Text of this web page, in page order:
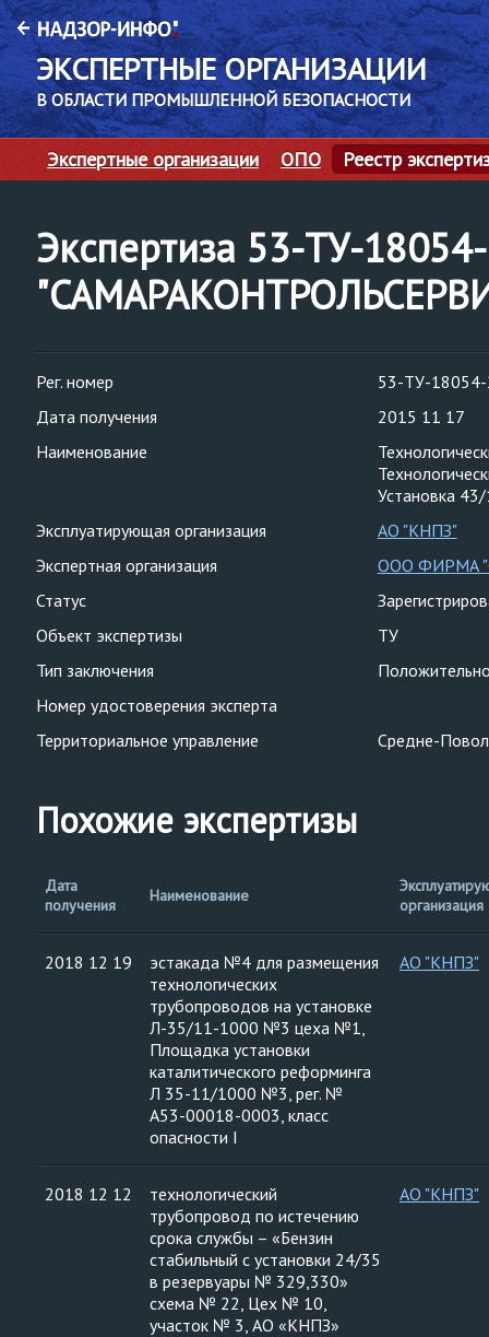
ЭКСПЕРТНЫЕ ОРГАНИЗАЦИИ
В ОБЛАСТИ ПРОМЫШЛЕННОЙ БЕЗОПАСНОСТИ
Экспертные организации ОПО Реестр
Экспертиза 53-ТУ-
Рег. номер
53-ТУ-
Дата получения
2015 11 17
Наименование
Установка
Эксплуатирующая организация
АО "КНПЗ"
Экспертная организация
ООО ФИРМА
Статус
Объект экспертизы
ТУ
Тип заключения
Номер удостоверения эксперта
Территориальное управление
Средне-
Похожие экспертизы
Дата
получения
Наименование
организация
2018 12 19
эстакада №4 для размещения
технологических
трубопроводов на установке
Л-35/11-1000 №3 цеха №1,
Площадка установки
каталитического реформинга
Л 35-11/1000 №3, рег. №
А53-00018-0003, класс
опасности I
АО "КНПЗ"
2018 12 12
технологический
трубопровод по истечению
срока службы – «Бензин
стабильный с установки 24/35
в резервуары № 329,330»
схема № 22, Цех № 10,
участок № 3, АО «КНПЗ»
АО "КНПЗ"